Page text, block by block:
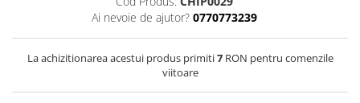
Bijuterii opal
Bijuterii peridot
Bijuterii perle
Ai nevoie de ajutor? 0770773239
La achizitionarea acestui produs primiti7RON pentru comenzile
viitoare